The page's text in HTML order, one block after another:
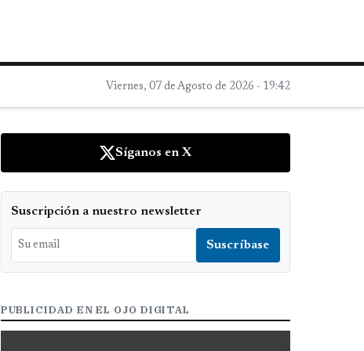
Viernes, 07 de Agosto de 2026 - 19:42
Síganos en X
Suscripción a nuestro newsletter
PUBLICIDAD EN EL OJO DIGITAL